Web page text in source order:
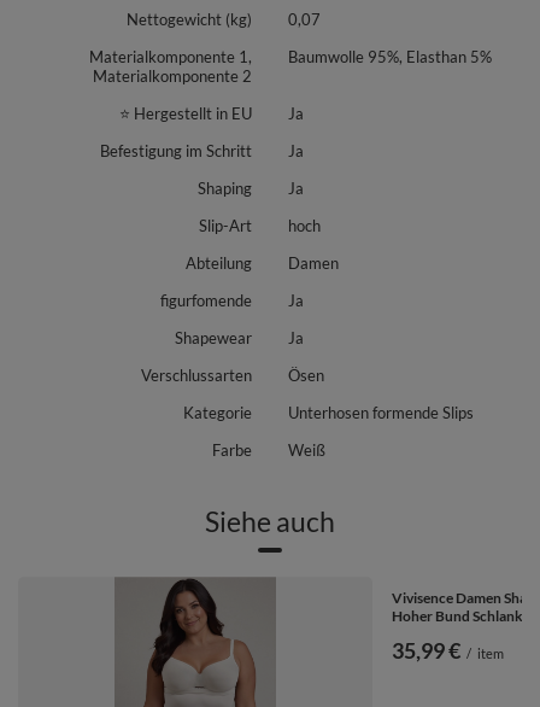
Nettogewicht (kg)
0,07
Materialkomponente 1,
Materialkomponente 2
Baumwolle 95%, Elasthan 5%
⭐ Hergestellt in EU
Ja
Befestigung im Schritt
Ja
Shaping
Ja
Slip-Art
hoch
Abteilung
Damen
figurfomende
Ja
Shapewear
Ja
Verschlussarten
Ösen
Kategorie
Unterhosen formende Slips
Farbe
Weiß
Siehe auch
Vivisence Damen
Hoher Bund Schlanke
35,99 € / item